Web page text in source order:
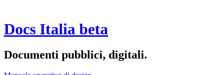
Docs Italia beta
Documenti pubblici, digitali.